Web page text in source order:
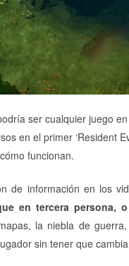
ser cualquier juego
en el primer ‘Resident
funcionan.
de información en los
en tercera
la niebla de
sin tener que